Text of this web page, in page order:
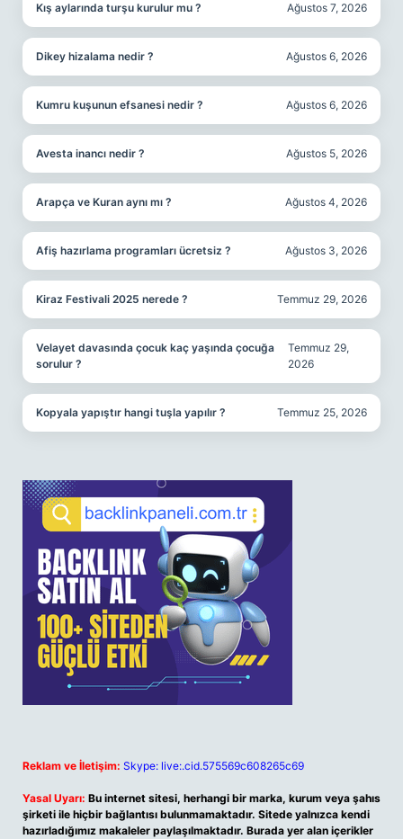
Kış aylarında turşu kurulur mu ? Ağustos 7, 2026
Dikey hizalama nedir ? Ağustos 6, 2026
Kumru kuşunun efsanesi nedir ? Ağustos 6, 2026
Avesta inancı nedir ? Ağustos 5, 2026
Arapça ve Kuran aynı mı ? Ağustos 4, 2026
Afiş hazırlama programları ücretsiz ? Ağustos 3, 2026
Kiraz Festivali 2025 nerede ? Temmuz 29, 2026
Velayet davasında çocuk kaç yaşında çocuğa
sorulur ?
Temmuz 29,
2026
Kopyala yapıştır hangi tuşla yapılır ? Temmuz 25, 2026
Reklam ve İletişim: Skype: live:.cid.575569c608265c69
Yasal Uyarı: Bu internet sitesi, herhangi bir marka, kurum veya şahıs
şirketi ile hiçbir bağlantısı bulunmamaktadır. Sitede yalnızca kendi
hazırladığımız makaleler paylaşılmaktadır. Burada yer alan içerikler